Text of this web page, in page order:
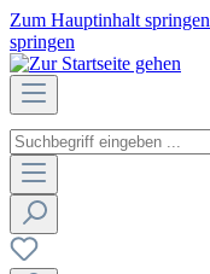
Zum Hauptinhalt springen
springen